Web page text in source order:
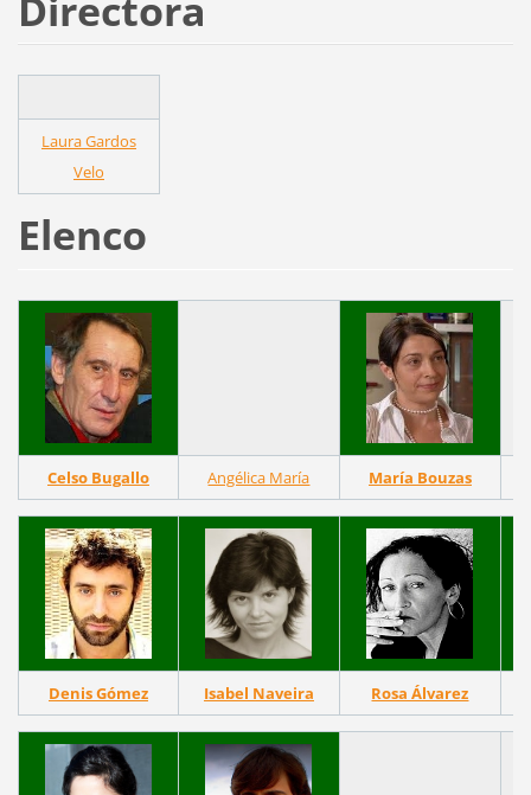
Laura Gardos
Velo
Elenco
Celso Bugallo Angélica María María Bouzas
Denis Gómez Isabel Naveira Rosa Álvarez